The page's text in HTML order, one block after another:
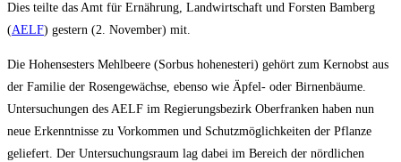
Dies teil­te das Amt für Ernäh­rung, Land­wirt­schaft und Fors­ten Bam­berg
(AELF) ges­tern (2. Novem­ber) mit.
Die Hohen­ses­ters Mehl­bee­re (Sor­bus hohe­nes­te­ri) gehört zum Kern­obst aus
der Fami­lie der Rosen­ge­wäch­se, eben­so wie Äpfel- oder Bir­nen­bäu­me.
Unter­su­chun­gen des AELF im Regie­rungs­be­zirk Ober­fran­ken haben nun
neue Erkennt­nis­se zu Vor­kom­men und Schutz­mög­lich­kei­ten der Pflan­ze
gelie­fert. Der Unter­su­chungs­raum lag dabei im Bereich der nörd­li­chen